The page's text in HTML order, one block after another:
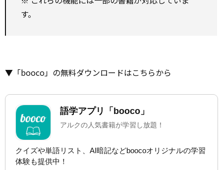
す。
▼「booco」の無料ダウンロードはこちらから